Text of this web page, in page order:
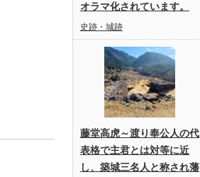
オラマ化されています。
史跡・城跡
藤堂高虎～渡り奉公人の代
表格で主君とは対等に近
し、築城三名人と称され藩